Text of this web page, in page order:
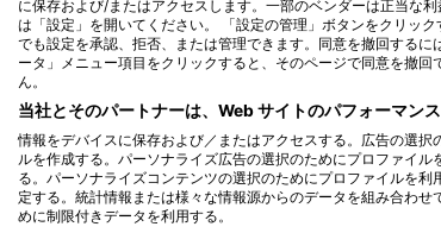
このダイビングサイトに対応す
に保存および/またはアクセスします。一部のベンダーは正当な
は「設定」を開いてください。 「設定の管理」ボタンをクリッ
でも設定を承認、拒否、または管理できます。同意を撤回する
ータ」メニュー項目をクリックすると、そのページで同意を撤
ん。
当社とそのパートナーは、Web サイトのパフォーマン
情報をデバイスに保存および／またはアクセスする。広告の選
ルを作成する。パーソナライズ広告の選択のためにプロファイ
る。パーソナライズコンテンツの選択のためにプロファイルを
定する。統計情報または様々な情報源からのデータを組み合わ
めに制限付きデータを利用する。